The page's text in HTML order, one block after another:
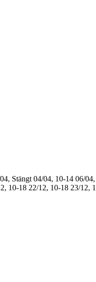
Stängt 04/04, 10-14 06/
10-18 22/12, 10-18 23/12,